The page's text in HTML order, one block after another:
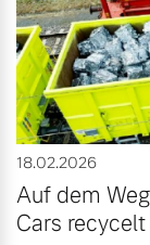
18.02.2026
Auf dem
Cars